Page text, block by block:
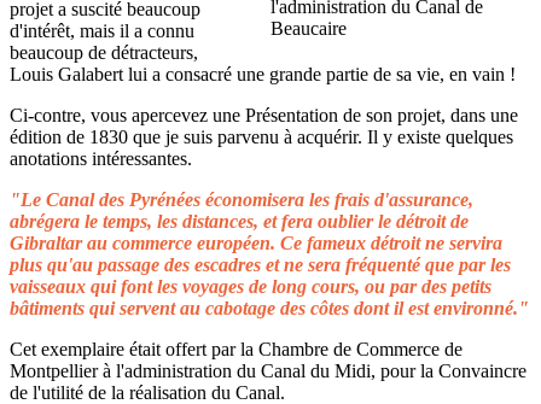
projet a suscité beaucoup
d'intérêt, mais il a connu
beaucoup de détracteurs,
Louis Galabert lui a consacré une grande partie de sa vie, en vain !
Ci-contre, vous apercevez une Présentation de son projet, dans une
édition de 1830 que je suis parvenu à acquérir. Il y existe quelques
anotations intéressantes.
"Le Canal des Pyrénées économisera les frais d'assurance,
abrégera le temps, les distances, et fera oublier le détroit de
Gibraltar au commerce européen. Ce fameux détroit ne servira
plus qu'au passage des escadres et ne sera fréquenté que par les
vaisseaux qui font les voyages de long cours, ou par des petits
bâtiments qui servent au cabotage des côtes dont il est environné."
Cet exemplaire était offert par la Chambre de Commerce de
Montpellier à l'administration du Canal du Midi, pour la Convaincre
de l'utilité de la réalisation du Canal.